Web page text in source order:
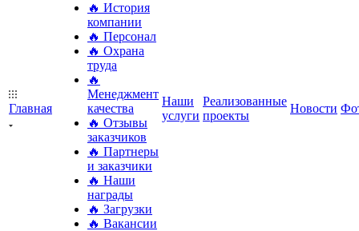
Главная
🔥 История
компании
🔥 Персонал
🔥 Охрана
труда
🔥
Менеджмент
качества
🔥 Отзывы
заказчиков
🔥 Партнеры
и заказчики
🔥 Наши
награды
🔥 Загрузки
🔥 Вакансии
Наши
услуги
Реализованные
проекты
Новости